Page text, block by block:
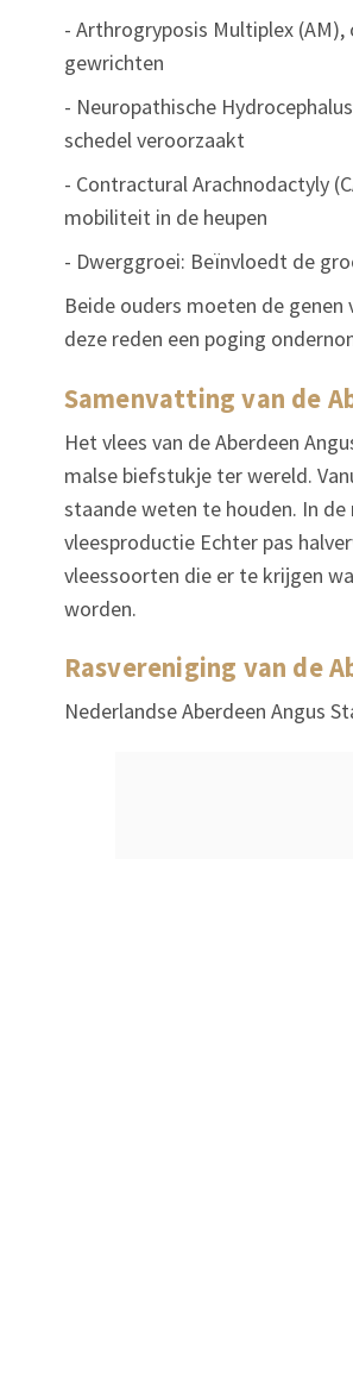
- Arthrogryposis Multiplex
gewrichten
- Neuropathische
schedel veroorzaakt
- Contractural Arachnodactyly
mobiliteit in de heupen
- Dwerggroei: Beïnvloedt de
Beide ouders moeten de
deze reden een poging
Samenvatting van de
Het vlees van de Aberdeen
malse biefstukje ter wereld.
staande weten te houden. In
vleesproductie Echter pas
vleessoorten die er te krijgen
worden.
Rasvereniging van de
Nederlandse Aberdeen Angus